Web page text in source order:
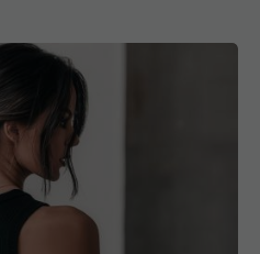
părul în coadă